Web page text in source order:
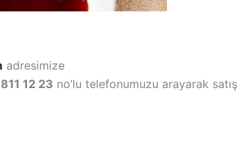
adresimize
12 23 no’lu telefonumuzu arayarak satış